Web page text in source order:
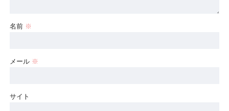
名前 ※
メール ※
サイト